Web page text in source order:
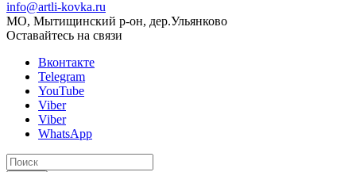
info@artli-kovka.ru
МО, Мытищинский р-он, дер.Ульянково
Оставайтесь на связи
Вконтакте
Telegram
YouTube
Viber
Viber
WhatsApp